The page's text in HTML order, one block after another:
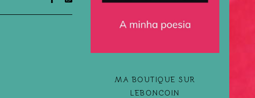
MA BOUTIQUE SUR
LEBONCOIN